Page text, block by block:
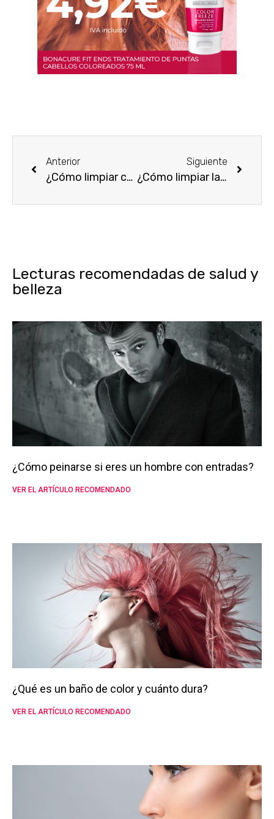
Anterior
¿Cómo limpiar correctamente los cepillos del pelo?
Siguiente
¿Cómo limpiar las brochas de maquillaje correctamente?
Lecturas recomendadas de salud y
belleza
¿Cómo peinarse si eres un hombre con entradas?
VER EL ARTÍCULO RECOMENDADO
¿Qué es un baño de color y cuánto dura?
VER EL ARTÍCULO RECOMENDADO